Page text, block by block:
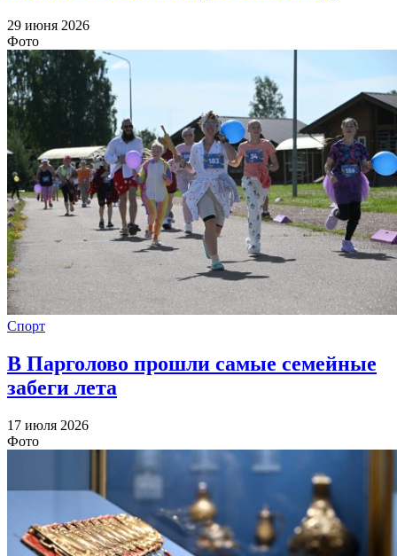
29 июня 2026
Фото
Спорт
В Парголово прошли самые семейные
забеги лета
17 июля 2026
Фото